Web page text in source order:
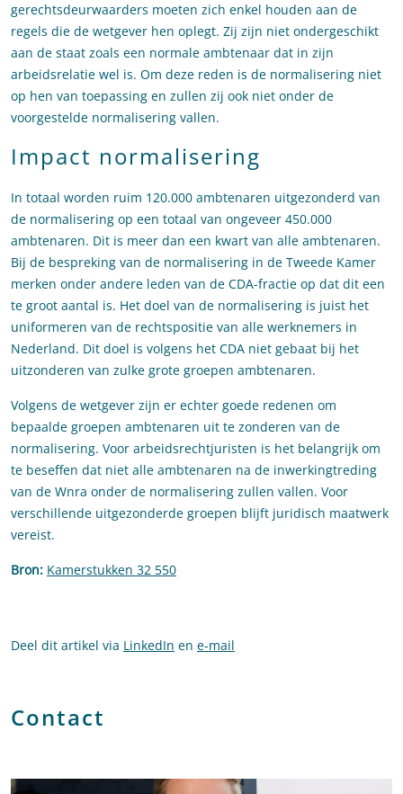
gerechtsdeurwaarders moeten zich enkel houden aan de
regels die de wetgever hen oplegt. Zij zijn niet ondergeschikt
aan de staat zoals een normale ambtenaar dat in zijn
arbeidsrelatie wel is. Om deze reden is de normalisering niet
op hen van toepassing en zullen zij ook niet onder de
voorgestelde normalisering vallen.
Impact normalisering
In totaal worden ruim 120.000 ambtenaren uitgezonderd van
de normalisering op een totaal van ongeveer 450.000
ambtenaren. Dit is meer dan een kwart van alle ambtenaren.
Bij de bespreking van de normalisering in de Tweede Kamer
merken onder andere leden van de CDA-fractie op dat dit een
te groot aantal is. Het doel van de normalisering is juist het
uniformeren van de rechtspositie van alle werknemers in
Nederland. Dit doel is volgens het CDA niet gebaat bij het
uitzonderen van zulke grote groepen ambtenaren.
Volgens de wetgever zijn er echter goede redenen om
bepaalde groepen ambtenaren uit te zonderen van de
normalisering. Voor arbeidsrechtjuristen is het belangrijk om
te beseffen dat niet alle ambtenaren na de inwerkingtreding
van de Wnra onder de normalisering zullen vallen. Voor
verschillende uitgezonderde groepen blijft juridisch maatwerk
vereist.
Bron: Kamerstukken 32 550
Deel dit artikel via LinkedIn en e-mail
Contact